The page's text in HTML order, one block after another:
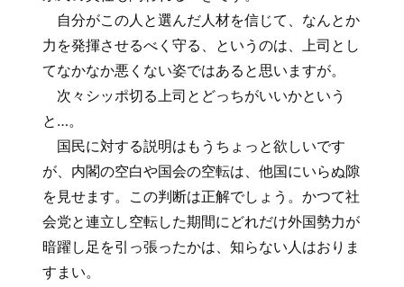
自分がこの人と選んだ人材を信じて、なんとか
力を発揮させるべく守る、というのは、上司とし
てなかなか悪くない姿ではあると思いますが。
次々シッポ切る上司とどっちがいいかという
と…。
国民に対する説明はもうちょっと欲しいです
が、内閣の空白や国会の空転は、他国にいらぬ隙
を見せます。この判断は正解でしょう。かつて社
会党と連立し空転した期間にどれだけ外国勢力が
暗躍し足を引っ張ったかは、知らない人はおりま
すまい。